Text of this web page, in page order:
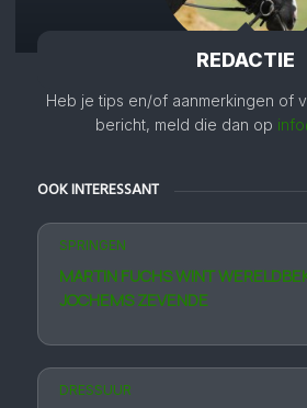
REDACTIE
Heb je tips en/of aanmerkingen of
bericht, meld die dan op
OOK INTERESSANT
SPRINGEN
MARTIN FUCHS WINT
JOCHEMS ZEVENDE
DRESSUUR